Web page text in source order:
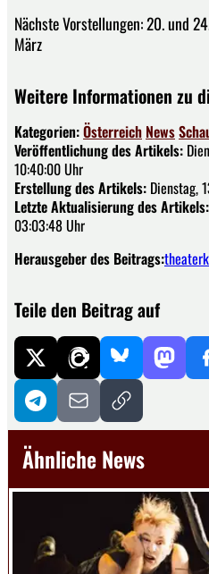
Nächste Vorstellungen: 20. und
März
Weitere Informationen zu
Kategorien:Österreich News
Veröffentlichung des Artikels:
10:40:00 Uhr
Erstellung des Artikels: Dienstag,
Letzte Aktualisierung des Artikels:
03:03:48 Uhr
Herausgeber des Beitrags:
Teile den Beitrag auf
Ähnliche News